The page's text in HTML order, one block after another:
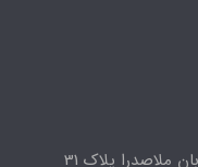
ملاصدرا پلاک 31